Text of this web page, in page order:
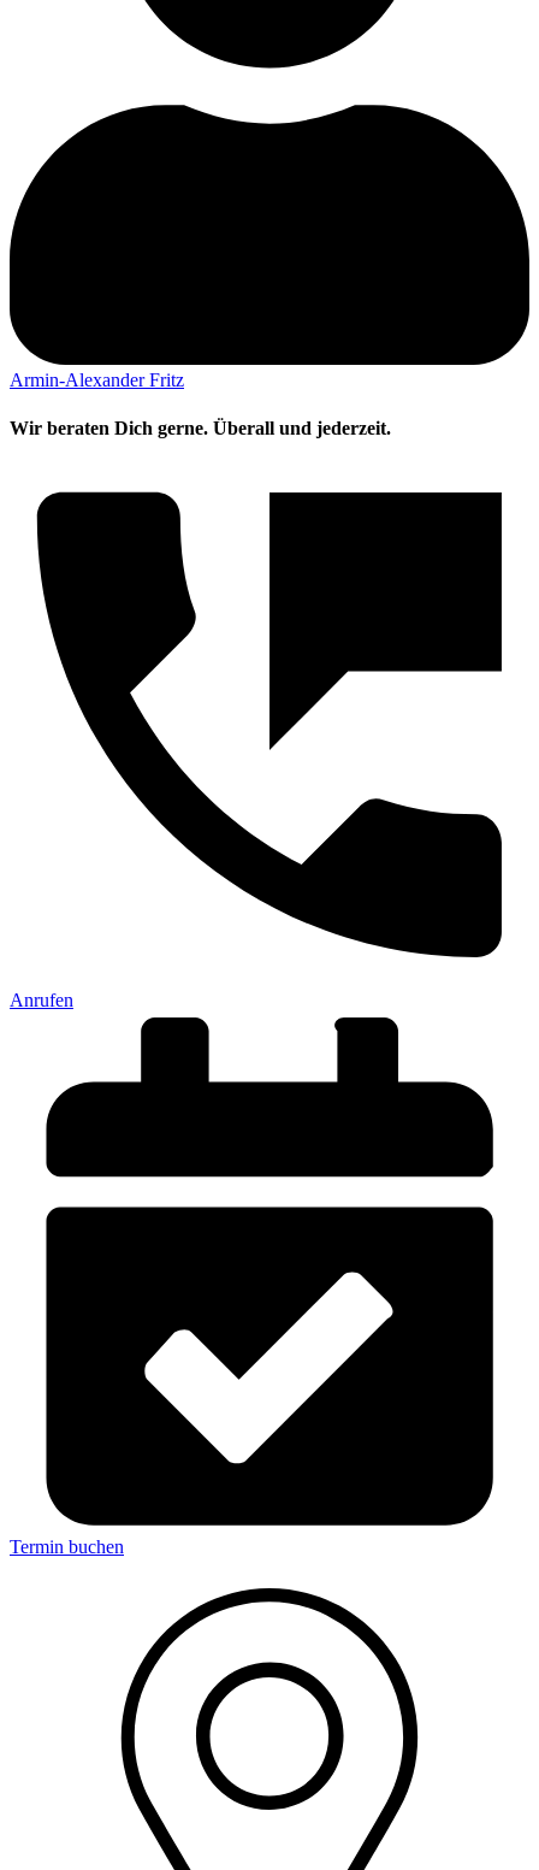
Armin-Alexander Fritz
Wir beraten Dich gerne. Überall und jederzeit.
Anrufen
Termin buchen